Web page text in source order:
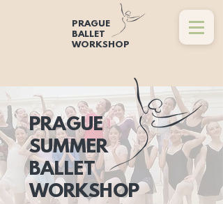
PRAGUE
BALLET
WORKSHOP
PRAGUE
SUMMER
BALLET
WORKSHOP